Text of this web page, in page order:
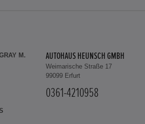
M.
AUTOHAUS HEUNSCH GMBH
Weimarische Straße 17
99099 Erfurt
0361-4210958